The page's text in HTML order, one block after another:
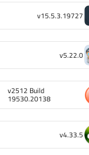
v15.5.3.19727
v5.22.0
v2512 Build
19530.20138
v4.33.5